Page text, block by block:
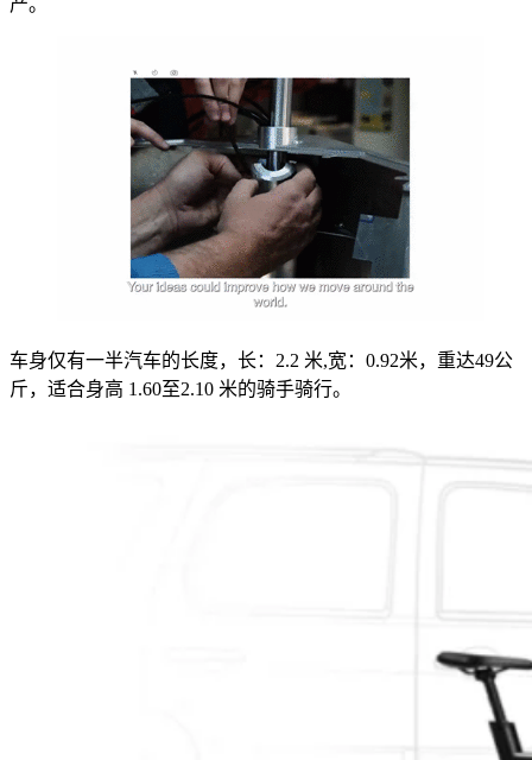
车身仅有一半汽车的长度，长：2.2 米,宽：0.92米，重达49公
斤，适合身高 1.60至2.10 米的骑手骑行。